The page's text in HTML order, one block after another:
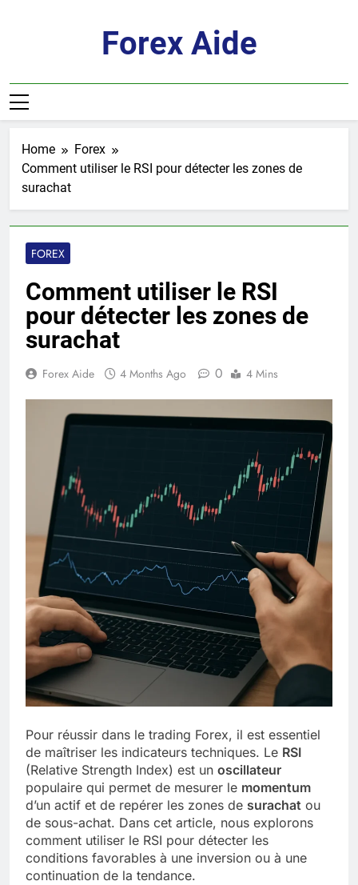
Forex Aide
Home
Forex
Comment utiliser le RSI pour détecter les zones de
surachat
FOREX
Comment utiliser le RSI
pour détecter les zones de
surachat
Forex Aide 4 Months Ago 0 4 Mins
Pour réussir dans le trading Forex, il est essentiel
de maîtriser les indicateurs techniques. Le RSI
(Relative Strength Index) est un oscillateur
populaire qui permet de mesurer le momentum
d’un actif et de repérer les zones de surachat ou
de sous-achat. Dans cet article, nous explorons
comment utiliser le RSI pour détecter les
conditions favorables à une inversion ou à une
continuation de la tendance.